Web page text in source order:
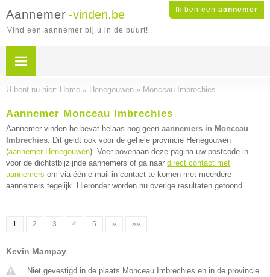
Ik ben een aannemer
Aannemer -vinden.be
Vind een aannemer bij u in de buurt!
U bent nu hier: Home » Henegouwen » Monceau Imbrechies
Aannemer Monceau Imbrechies
Aannemer-vinden.be bevat helaas nog geen aannemers in Monceau
Imbrechies. Dit geldt ook voor de gehele provincie Henegouwen
(aannemer Henegouwen). Voer bovenaan deze pagina uw postcode in
voor de dichtstbijzijnde aannemers of ga naar direct contact met
aannemers om via één e-mail in contact te komen met meerdere
aannemers tegelijk. Hieronder worden nu overige resultaten getoond.
1 2 3 4 5 » »»
Kevin Mampay
Niet gevestigd in de plaats Monceau Imbrechies en in de provincie